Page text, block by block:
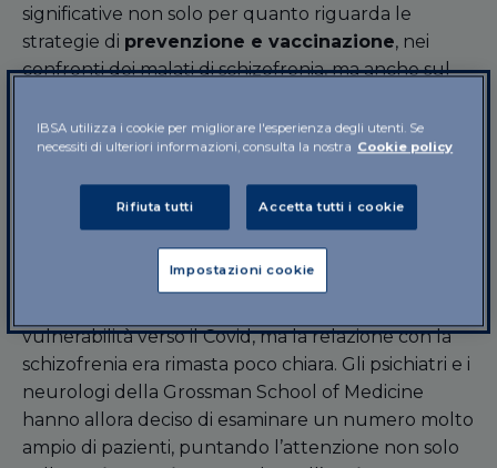
significative non solo per quanto riguarda le
strategie di prevenzione e vaccinazione, nei
confronti dei malati di schizofrenia, ma anche sul
(Covid e schizofrenia, appunto) e degli “intrecci” fra
sistema nervosoe quelloimmunitario.
Fin dall’inizio della pandemia gli esperti hanno
cercato possibili fattori di rischio anche nell’ambito
malattie mentali. Alcuni studi (basati, però,
su piccole casistiche) avevano collegato i disturbi
vulnerabilità verso il Covid, ma la relazione con la
schizofrenia era rimasta poco chiara. Gli psichiatri e i
neurologi della Grossman School of Medicine
hanno allora deciso di esaminare un numero molto
ampio di pazienti, puntando l’attenzione non solo
IBSA utilizza i cookie per migliorare l'esperienza degli utenti. Se
necessiti di ulteriori informazioni, consulta la nostra Cookie policy
Rifiuta tutti Accetta tutti i cookie
Impostazioni cookie